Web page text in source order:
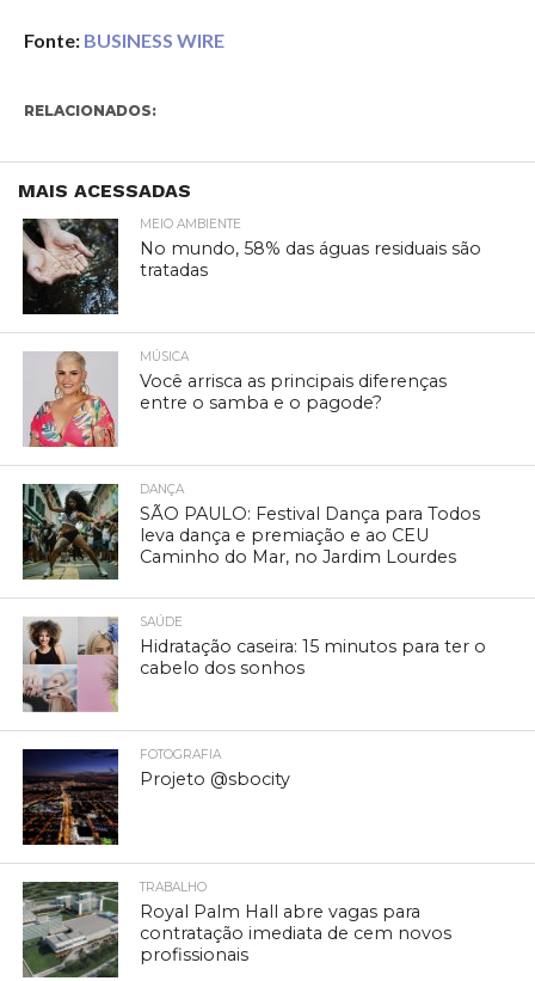
Fonte: BUSINESS WIRE
RELACIONADOS:
MAIS ACESSADAS
MEIO AMBIENTE
No mundo, 58% das águas residuais são
tratadas
MÚSICA
Você arrisca as principais diferenças
entre o samba e o pagode?
DANÇA
SÃO PAULO: Festival Dança para Todos
leva dança e premiação e ao CEU
Caminho do Mar, no Jardim Lourdes
SAÚDE
Hidratação caseira: 15 minutos para ter o
cabelo dos sonhos
FOTOGRAFIA
Projeto @sbocity
TRABALHO
Royal Palm Hall abre vagas para
contratação imediata de cem novos
profissionais